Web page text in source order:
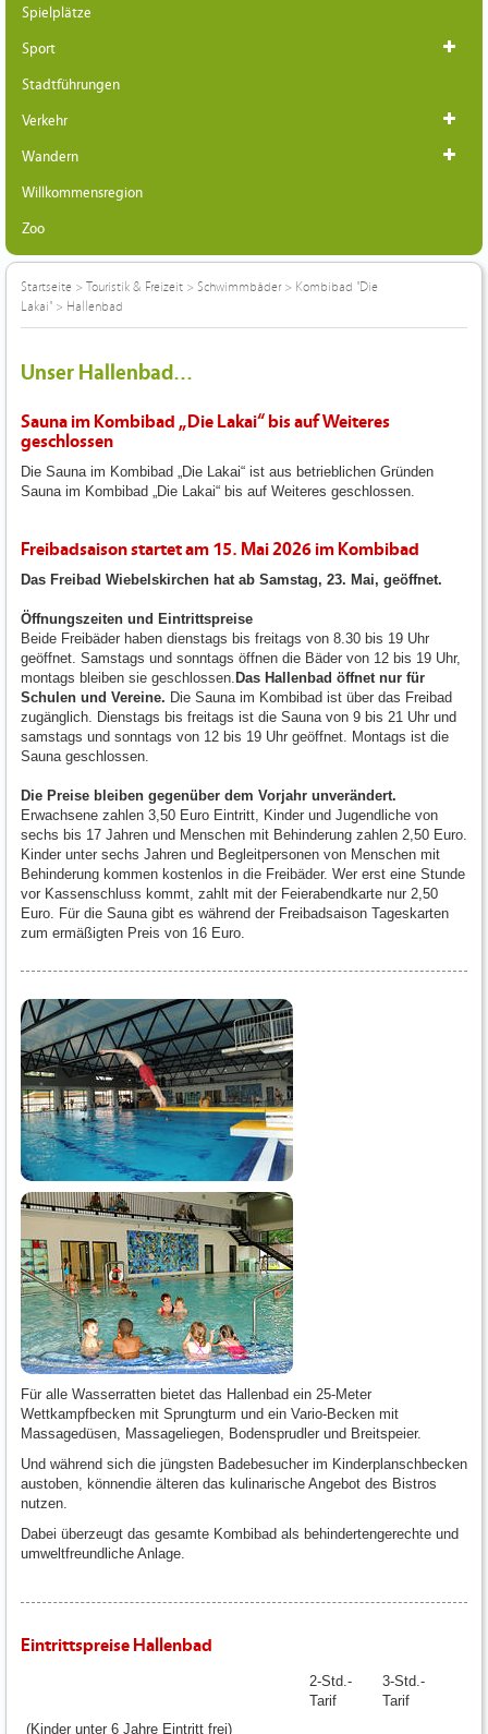
Spielplätze
Sport
Stadtführungen
Verkehr
Wandern
Willkommensregion
Zoo
Startseite > Touristik & Freizeit > Schwimmbäder> Kombibad "Die
Lakai" > Hallenbad
Unser Hallenbad...
Sauna im Kombibad „Die Lakai“ bis auf Weiteres
geschlossen
Die Sauna im Kombibad „Die Lakai“ ist aus betrieblichen Gründen
Sauna im Kombibad „Die Lakai“ bis auf Weiteres geschlossen.
Freibadsaison startet am 15. Mai 2026 im Kombibad
Das Freibad Wiebelskirchen hat ab Samstag, 23. Mai, geöffnet.
Öffnungszeiten und Eintrittspreise
Beide Freibäder haben dienstags bis freitags von 8.30 bis 19 Uhr
geöffnet. Samstags und sonntags öffnen die Bäder von 12 bis 19 Uhr,
montags bleiben sie geschlossen. Das Hallenbad öffnet nur für
Schulen und Vereine. Die Sauna im Kombibad ist über das Freibad
zugänglich. Dienstags bis freitags ist die Sauna von 9 bis 21 Uhr und
samstags und sonntags von 12 bis 19 Uhr geöffnet. Montags ist die
Sauna geschlossen.
Die Preise bleiben gegenüber dem Vorjahr unverändert.
Erwachsene zahlen 3,50 Euro Eintritt, Kinder und Jugendliche von
sechs bis 17 Jahren und Menschen mit Behinderung zahlen 2,50 Euro.
Kinder unter sechs Jahren und Begleitpersonen von Menschen mit
Behinderung kommen kostenlos in die Freibäder. Wer erst eine Stunde
vor Kassenschluss kommt, zahlt mit der Feierabendkarte nur 2,50
Euro. Für die Sauna gibt es während der Freibadsaison Tageskarten
zum ermäßigten Preis von 16 Euro.
Für alle Wasserratten bietet das Hallenbad ein 25-Meter
Wettkampfbecken mit Sprungturm und ein Vario-Becken mit
Massagedüsen, Massageliegen, Bodensprudler und Breitspeier.
Und während sich die jüngsten Badebesucher im Kinderplanschbecken
austoben, könnendie älteren das kulinarische Angebot des Bistros
nutzen.
Dabei überzeugt das gesamte Kombibad als behindertengerechte und
umweltfreundliche Anlage.
Eintrittspreise Hallenbad
2-Std.-
Tarif
3-Std.-
Tarif
(Kinder unter 6 Jahre Eintritt frei)